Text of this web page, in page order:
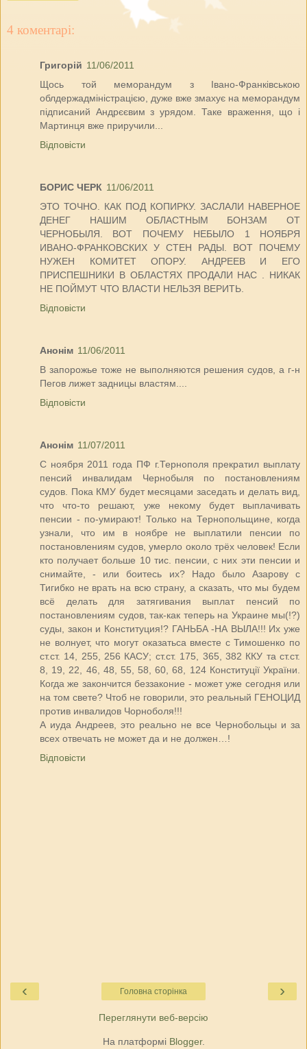
4 коментарі:
Григорій 11/06/2011
Щось той меморандум з Івано-Франківською
облдержадміністрацією, дуже вже змахує на меморандум
підписаний Андрєєвим з урядом. Таке враження, що і
Мартинця вже приручили...
Відповісти
БОРИС ЧЕРК 11/06/2011
ЭТО ТОЧНО. КАК ПОД КОПИРКУ. ЗАСЛАЛИ НАВЕРНОЕ
ДЕНЕГ НАШИМ ОБЛАСТНЫМ БОНЗАМ ОТ
ЧЕРНОБЫЛЯ. ВОТ ПОЧЕМУ НЕБЫЛО 1 НОЯБРЯ
ИВАНО-ФРАНКОВСКИХ У СТЕН РАДЫ. ВОТ ПОЧЕМУ
НУЖЕН КОМИТЕТ ОПОРУ. АНДРЕЕВ И ЕГО
ПРИСПЕШНИКИ В ОБЛАСТЯХ ПРОДАЛИ НАС . НИКАК
НЕ ПОЙМУТ ЧТО ВЛАСТИ НЕЛЬЗЯ ВЕРИТЬ.
Відповісти
Анонім 11/06/2011
В запорожье тоже не выполняются решения судов, а г-н
Пегов лижет задницы властям....
Відповісти
Анонім 11/07/2011
С ноября 2011 года ПФ г.Тернополя прекратил выплату
пенсий инвалидам Чернобыля по постановлениям
судов. Пока КМУ будет месяцами заседать и делать вид,
что что-то решают, уже некому будет выплачивать
пенсии - по-умирают! Только на Тернопольщине, когда
узнали, что им в ноябре не выплатили пенсии по
постановлениям судов, умерло около трёх человек! Если
кто получает больше 10 тис. пенсии, с них эти пенсии и
снимайте, - или боитесь их? Надо было Азарову с
Тигибко не врать на всю страну, а сказать, что мы будем
всё делать для затягивания выплат пенсий по
постановлениям судов, так-как теперь на Украине мы(!?)
суды, закон и Конституция!? ГАНЬБА -НА ВЫЛА!!! Их уже
не волнует, что могут оказатьса вместе с Тимошенко по
ст.ст. 14, 255, 256 КАСУ; ст.ст. 175, 365, 382 ККУ та ст.ст.
8, 19, 22, 46, 48, 55, 58, 60, 68, 124 Конституції України.
Когда же закончится беззаконие - может уже сегодня или
на том свете? Чтоб не говорили, это реальный ГЕНОЦИД
против инвалидов Чорноболя!!!
А иуда Андреев, это реально не все Чернобольцы и за
всех отвечать не может да и не должен…!
Відповісти
‹ ›
Головна сторінка
Переглянути веб-версію
На платформі Blogger.